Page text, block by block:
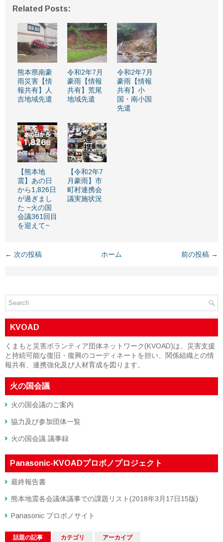
Related Posts:
熊本県南豪
雨災害【情
報共有】人
吉地域先遣
令和2年7月
豪雨【情報
共有】荒尾
地域先遣
令和2年7月
豪雨【情報
共有】小
国・南小国
先遣
【熊本地
震】あの日
から1,826日
が過ぎまし
た ~火の国
会議361回目
を迎えて~
【令和2年7
月豪雨】市
町村連携会
議実施状況
← 次の投稿 前の投稿 →
ホーム
KVOAD
くまもと災害ボランティア団体ネットワーク(KVOAD)は、災害支援
と持続可能な復旧・復興のコーディネートを担い、関係組織との情
報共有、連携強化及び人材育成を図ります。
火の国会議
火の国会議のご案内
協力及び参加団体一覧
火の国会議 議事録
Panasonic-KVOADプロボノプロジェクト
最終報告書
熊本地震各会議体議事での課題リスト(2018年3月17日15版)
Panasonic プロボノサイト
話題の記事 カテゴリ アーカイブ